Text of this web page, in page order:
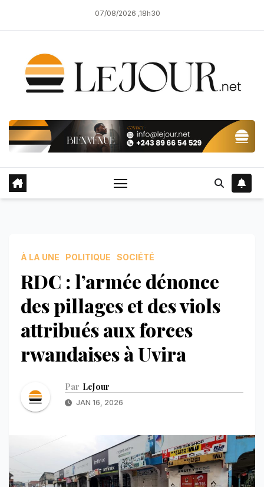
07/08/2026 ,18h30
À LA UNE POLITIQUE SOCIÉTÉ
RDC : l’armée dénonce
des pillages et des viols
attribués aux forces
rwandaises à Uvira
Par LeJour
JAN 16, 2026